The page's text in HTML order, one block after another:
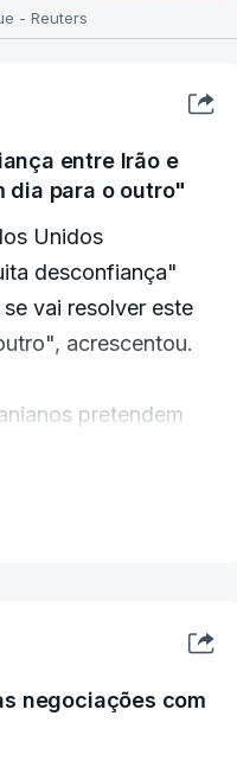
- Reuters
entre Irão e
dia para o outro"
Unidos
desconfiança"
vai resolver este
acrescentou.
pretendem
MOMENTO
negociações com